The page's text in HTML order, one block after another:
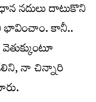
నదులు దాటుకొని
భావించాం. కానీ..
నా చిన్నారి